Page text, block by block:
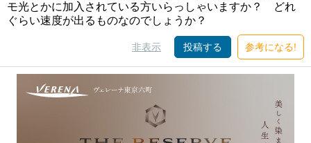
モ光とかに加入されている方いらっしゃいますか？ どれ
ぐらい速度が出るものなのでしょうか？
非表示 投稿する 参考になる!